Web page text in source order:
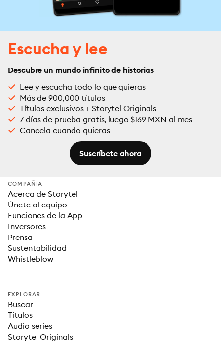
Escucha y lee
Descubre un mundo infinito de historias
Lee y escucha todo lo que quieras
Más de 900,000 títulos
Títulos exclusivos + Storytel Originals
7 días de prueba gratis, luego $169 MXN al mes
Cancela cuando quieras
Suscríbete ahora
COMPAÑÍA
Acerca de Storytel
Únete al equipo
Funciones de la App
Inversores
Prensa
Sustentabilidad
Whistleblow
EXPLORAR
Buscar
Títulos
Audio series
Storytel Originals